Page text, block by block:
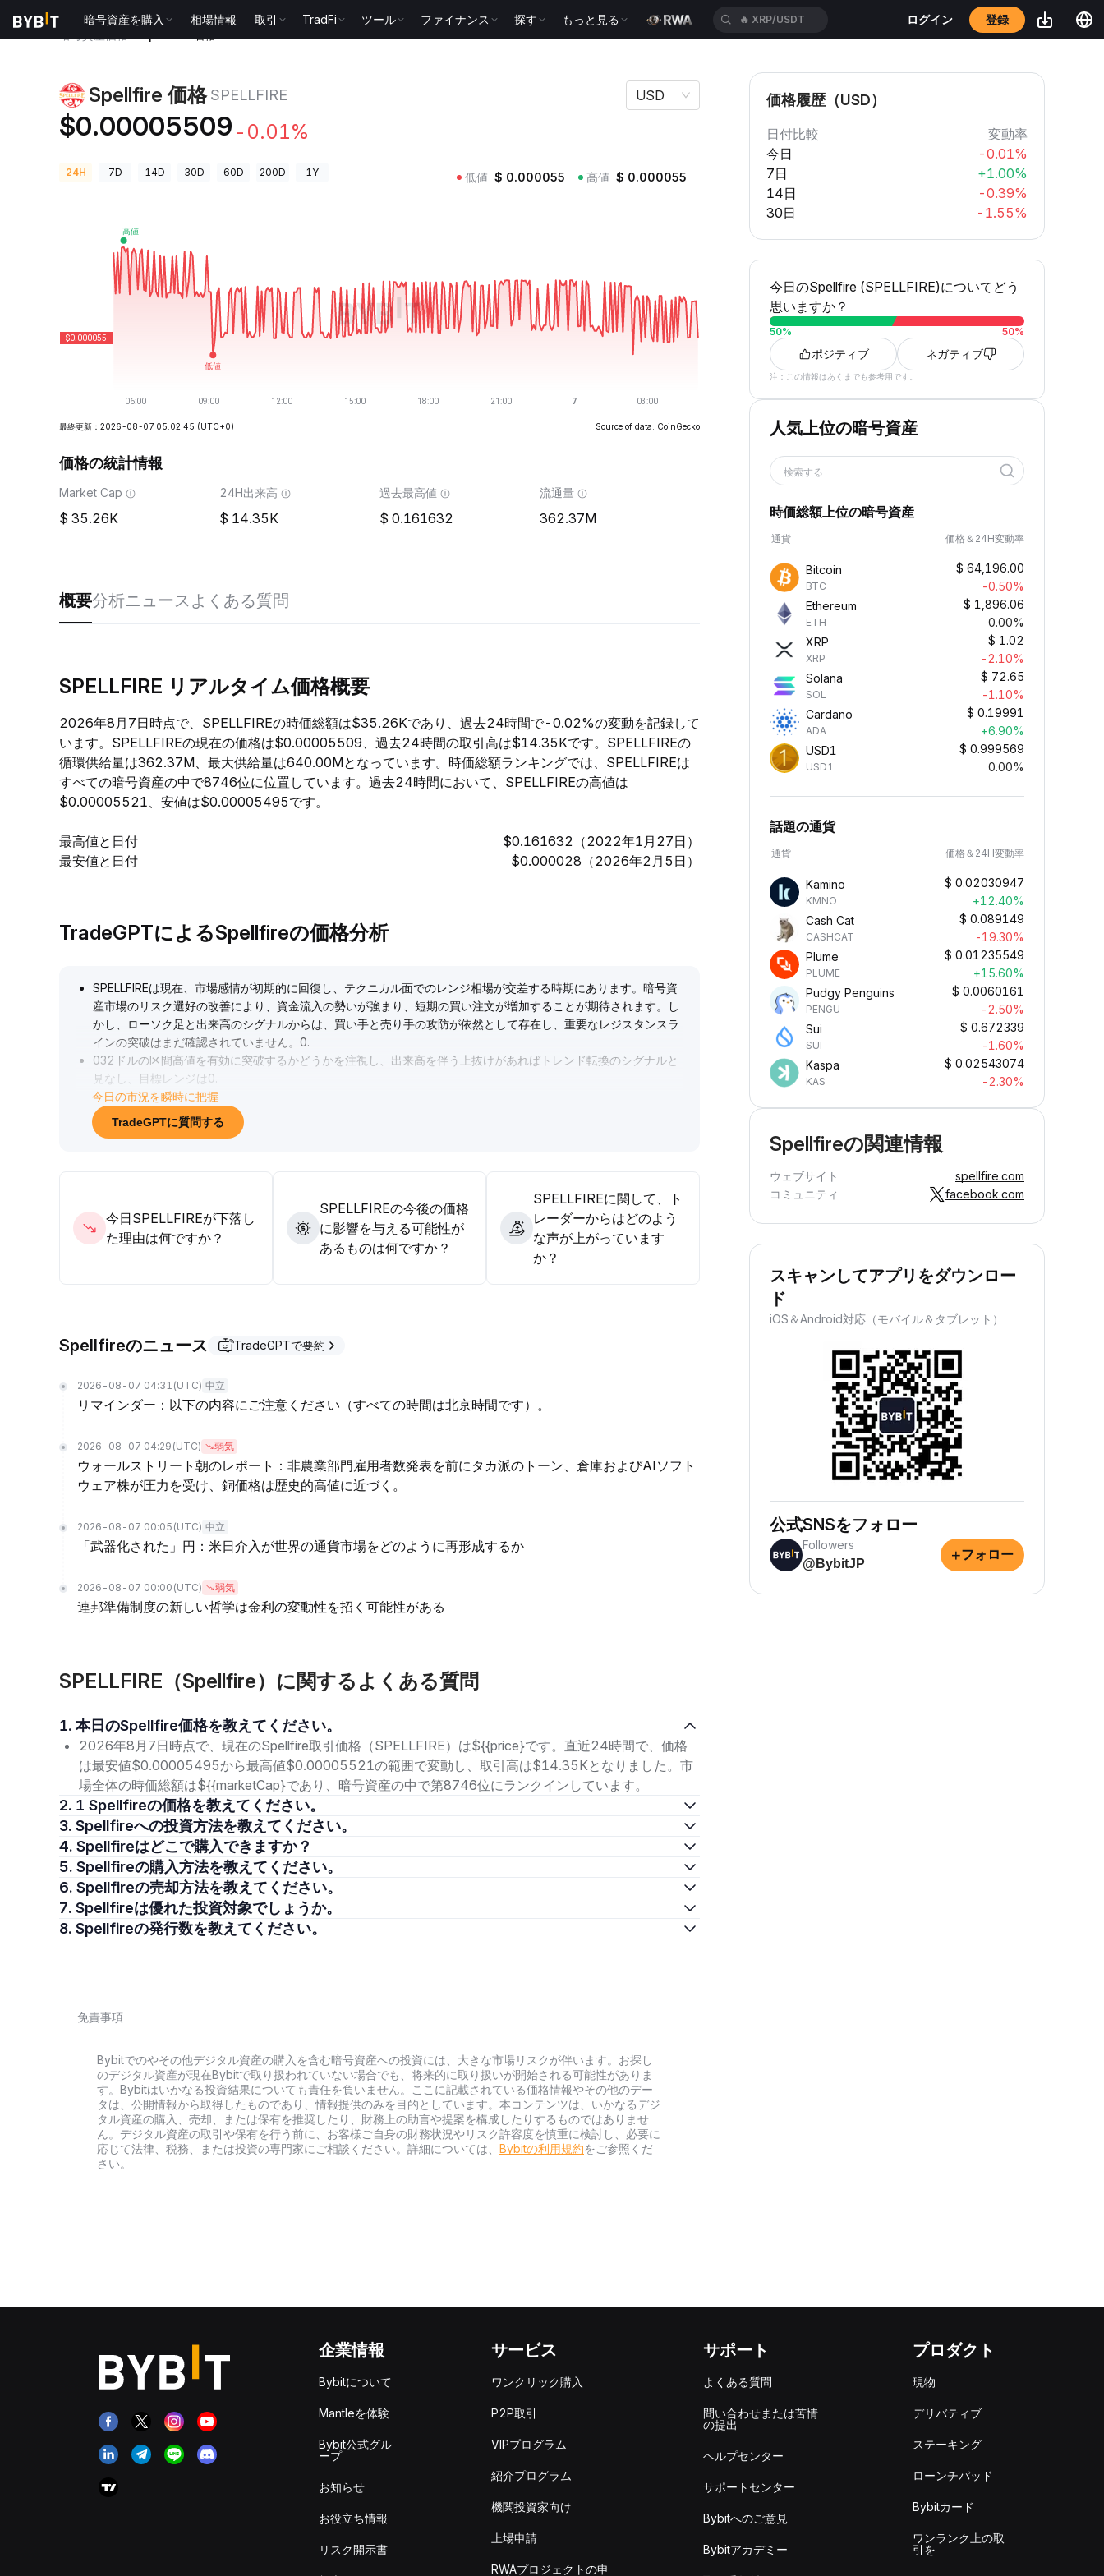
暗号資産を購入 相場情報 取引 TradFi ツール ファイナンス 探す もっと見る 🔥 XRP/USDT ログイン 登録
Spellfire 価格 SPELLFIRE
$0.00005509 -0.01%
USD
24H 7D 14D 30D 60D 200D 1Y 低値 $ 0.000055 高値 $ 0.000055
最終更新：2026-08-07 05:02:45 (UTC+0) Source of data: CoinGecko
価格の統計情報
Market Cap
35.26K
24H出来高
14.35K
過去最高値
0.161632
流通量
362.37M
概要分析ニュースよくある質問
SPELLFIRE リアルタイム価格概要
2026年8月7日時点で、SPELLFIREの時価総額は$35.26Kであり、過去24時間で-0.02%の変動を記録して
います。SPELLFIREの現在の価格は$0.00005509、過去24時間の取引高は$14.35Kです。SPELLFIREの
循環供給量は362.37M、最大供給量は640.00Mとなっています。時価総額ランキングでは、SPELLFIREは
すべての暗号資産の中で8746位に位置しています。過去24時間において、SPELLFIREの高値は
$0.00005521、安値は$0.00005495です。
最高値と日付
$0.161632（2022年1月27日）
最安値と日付
$0.000028（2026年2月5日）
TradeGPTによるSpellfireの価格分析
SPELLFIREは現在、市場感情が初期的に回復し、テクニカル面でのレンジ相場が交差する時期にあります。暗号資
産市場のリスク選好の改善により、資金流入の勢いが強まり、短期の買い注文が増加することが期待されます。し
かし、ローソク足と出来高のシグナルからは、買い手と売り手の攻防が依然として存在し、重要なレジスタンスラ
インの突破はまだ確認されていません。0.
032ドルの区間高値を有効に突破するかどうかを注視し、出来高を伴う上抜けがあればトレンド転換のシグナルと
見なし、目標レンジは0
042ドル以上に着目します。突破できない場合は高値圏でのレンジ相場が続く可能性があり、下落リスクに注意が
必要です。トレード戦略としては、レンジ内で安値買い・高値売りを意識し、ポジション管理を厳格に行うべきで
す。
今日の市況を瞬時に把握
TradeGPTに質問する
今日SPELLFIREが下落し
た理由は何ですか？
SPELLFIREの今後の価格
に影響を与える可能性が
あるものは何ですか？
SPELLFIREに関して、ト
レーダーからはどのよう
な声が上がっています
か？
Spellfireのニュース TradeGPTで要約
2026-08-07 04:31 (UTC) 中立
リマインダー：以下の内容にご注意ください（すべての時間は北京時間です）。
2026-08-07 04:29 (UTC) 弱気
ウォールストリート朝のレポート：非農業部門雇用者数発表を前にタカ派のトーン、倉庫およびAIソフト
ウェア株が圧力を受け、銅価格は歴史的高値に近づく。
2026-08-07 00:05 (UTC) 中立
「武器化された」円：米日介入が世界の通貨市場をどのように再形成するか
2026-08-07 00:00 (UTC) 弱気
連邦準備制度の新しい哲学は金利の変動性を招く可能性がある
SPELLFIRE（Spellfire）に関するよくある質問
1. 本日のSpellfire価格を教えてください。
2026年8月7日時点で、現在のSpellfire取引価格（SPELLFIRE）は${{price}です。直近24時間で、価格
は最安値$0.00005495から最高値$0.00005521の範囲で変動し、取引高は$14.35Kとなりました。市
場全体の時価総額は${{marketCap}であり、暗号資産の中で第8746位にランクインしています。
2. 1 Spellfireの価格を教えてください。
3. Spellfireへの投資方法を教えてください。
4. Spellfireはどこで購入できますか？
5. Spellfireの購入方法を教えてください。
6. Spellfireの売却方法を教えてください。
7. Spellfireは優れた投資対象でしょうか。
8. Spellfireの発行数を教えてください。
免責事項
Bybitでのやその他デジタル資産の購入を含む暗号資産への投資には、大きな市場リスクが伴います。お探し
のデジタル資産が現在Bybitで取り扱われていない場合でも、将来的に取り扱いが開始される可能性がありま
す。Bybitはいかなる投資結果についても責任を負いません。ここに記載されている価格情報やその他のデー
タは、公開情報から取得したものであり、情報提供のみを目的としています。本コンテンツは、いかなるデジ
タル資産の購入、売却、または保有を推奨したり、財務上の助言や提案を構成したりするものではありませ
ん。デジタル資産の取引や保有を行う前に、お客様ご自身の財務状況やリスク許容度を慎重に検討し、必要に
応じて法律、税務、または投資の専門家にご相談ください。詳細については、 Bybitの利用規約をご参照くだ
さい。
価格履歴（USD）
日付比較
変動率
今日
-0.01%
7日
+1.00%
14日
-0.39%
30日
-1.55%
今日のSpellfire (SPELLFIRE)についてどう
思いますか？
50% 50%
ポジティブ ネガティブ
注：この情報はあくまでも参考用です。
人気上位の暗号資産
検索する
時価総額上位の暗号資産
通貨 価格＆24H変動率
Bitcoin
BTC
$ 64,196.00
-0.50%
Ethereum
ETH
$ 1,896.06
0.00%
XRP
XRP
$ 1.02
-2.10%
Solana
SOL
$ 72.65
-1.10%
Cardano
ADA
$ 0.19991
+6.90%
USD1
USD1
$ 0.999569
0.00%
話題の通貨
通貨 価格＆24H変動率
Kamino
KMNO
$ 0.02030947
+12.40%
Cash Cat
CASHCAT
$ 0.089149
-19.30%
Plume
PLUME
$ 0.01235549
+15.60%
Pudgy Penguins
PENGU
$ 0.0060161
-2.50%
Sui
SUI
$ 0.672339
-1.60%
Kaspa
KAS
$ 0.02543074
-2.30%
Spellfireの関連情報
ウェブサイト
spellfire.com
コミュニティ
facebook.com
スキャンしてアプリをダウンロー
ド
iOS＆Android対応（モバイル＆タブレット）
公式SNSをフォロー
Followers
@BybitJP
+フォロー
企業情報
Bybitについて
Mantleを体験
Bybit公式グル
ープ
お知らせ
お役立ち情報
リスク開示書
サービス
ワンクリック購入
P2P取引
VIPプログラム
紹介プログラム
機関投資家向け
上場申請
RWAプロジェクトの申
サポート
よくある質問
問い合わせまたは苦情
の提出
ヘルプセンター
サポートセンター
Bybitへのご意見
Bybitアカデミー
プロダクト
現物
デリバティブ
ステーキング
ローンチパッド
Bybitカード
ワンランク上の取
引を